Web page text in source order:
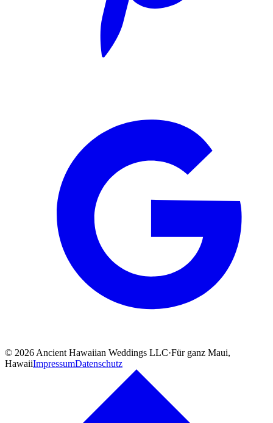
© 2026 Ancient Hawaiian Weddings LLC·Für ganz Maui,
HawaiiImpressumDatenschutz